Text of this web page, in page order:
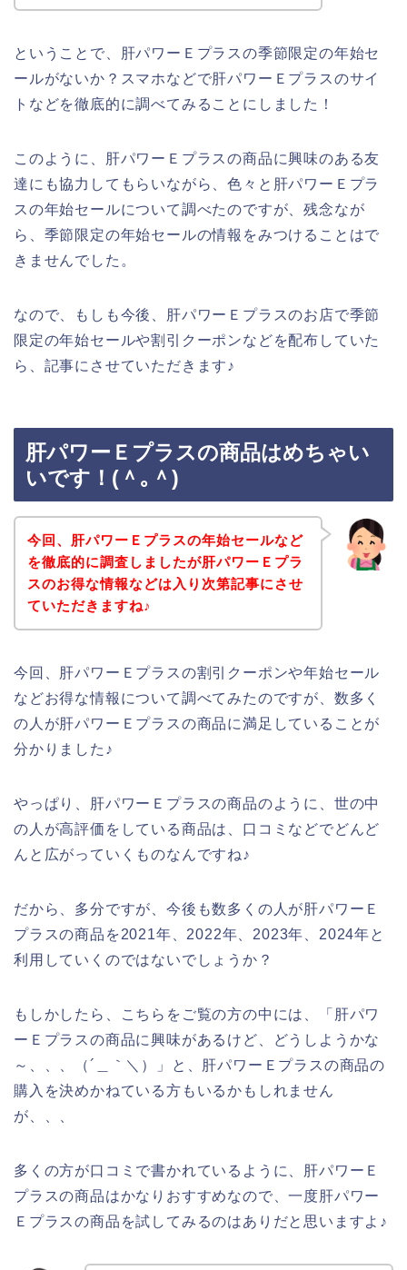
ということで、肝パワーＥプラスの季節限定の年始セ
ールがないか？スマホなどで肝パワーＥプラスのサイ
トなどを徹底的に調べてみることにしました！
このように、肝パワーＥプラスの商品に興味のある友
達にも協力してもらいながら、色々と肝パワーＥプラ
スの年始セールについて調べたのですが、残念なが
ら、季節限定の年始セールの情報をみつけることはで
きませんでした。
なので、もしも今後、肝パワーＥプラスのお店で季節
限定の年始セールや割引クーポンなどを配布していた
ら、記事にさせていただきます♪
肝パワーＥプラスの商品はめちゃい
いです！(＾｡＾)
今回、肝パワーＥプラスの年始セールなど
を徹底的に調査しましたが肝パワーＥプラ
スのお得な情報などは入り次第記事にさせ
ていただきますね♪
今回、肝パワーＥプラスの割引クーポンや年始セール
などお得な情報について調べてみたのですが、数多く
の人が肝パワーＥプラスの商品に満足していることが
分かりました♪
やっぱり、肝パワーＥプラスの商品のように、世の中
の人が高評価をしている商品は、口コミなどでどんど
んと広がっていくものなんですね♪
だから、多分ですが、今後も数多くの人が肝パワーＥ
プラスの商品を2021年、2022年、2023年、2024年と
利用していくのではないでしょうか？
もしかしたら、こちらをご覧の方の中には、「肝パワ
ーＥプラスの商品に興味があるけど、どうしようかな
～、、、（´＿｀＼）」と、肝パワーＥプラスの商品の
購入を決めかねている方もいるかもしれません
が、、、
多くの方が口コミで書かれているように、肝パワーＥ
プラスの商品はかなりおすすめなので、一度肝パワー
Ｅプラスの商品を試してみるのはありだと思いますよ♪